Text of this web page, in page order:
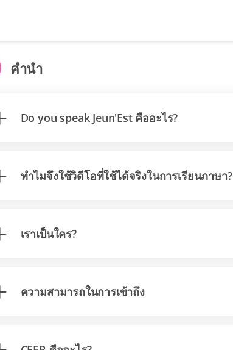
คำนำ
Do you speak Jeun'Est คืออะไร?
ทำไมจึงใช้วิดีโอที่ใช้ได้จริงในการเรียนภาษา?
เราเป็นใคร?
ความสามารถในการเข้าถึง